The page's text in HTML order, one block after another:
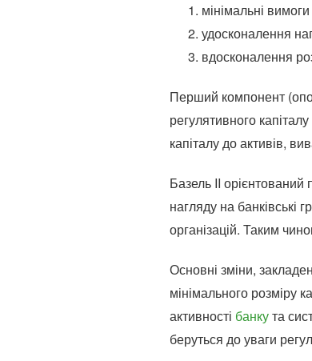
мінімальні
удосконалення
вдосконалення
Перший компонент
регулятивного
капіталу до активів,
Базель II
нагляду на банківські
організацій. Таким
Основні зміни,
мінімального розміру
активності банкута
беруться до уваги